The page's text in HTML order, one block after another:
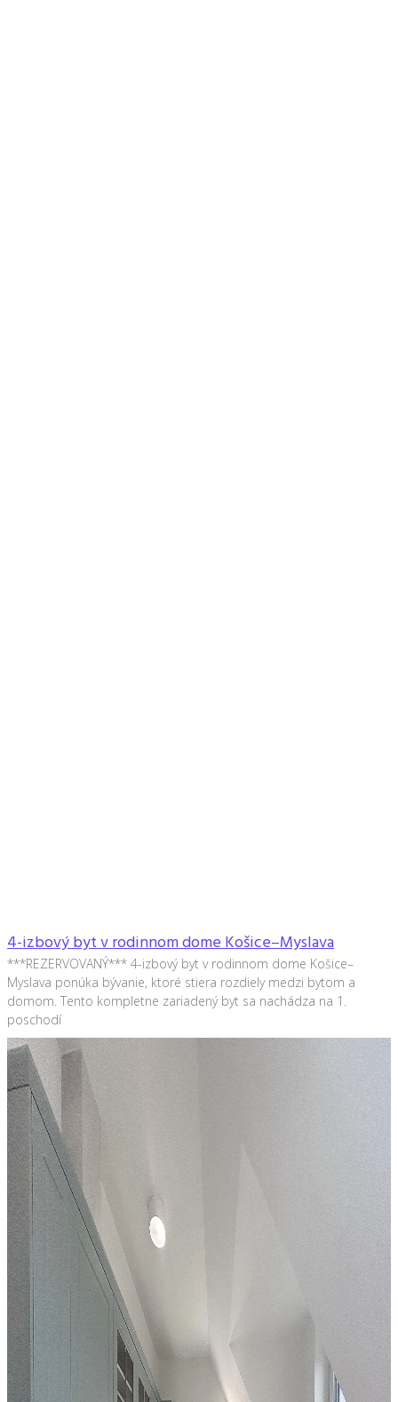
4-izbový byt v rodinnom dome Košice–Myslava
***REZERVOVANÝ*** 4-izbový byt v rodinnom dome Košice–
Myslava ponúka bývanie, ktoré stiera rozdiely medzi bytom a
domom. Tento kompletne zariadený byt sa nachádza na 1.
poschodí